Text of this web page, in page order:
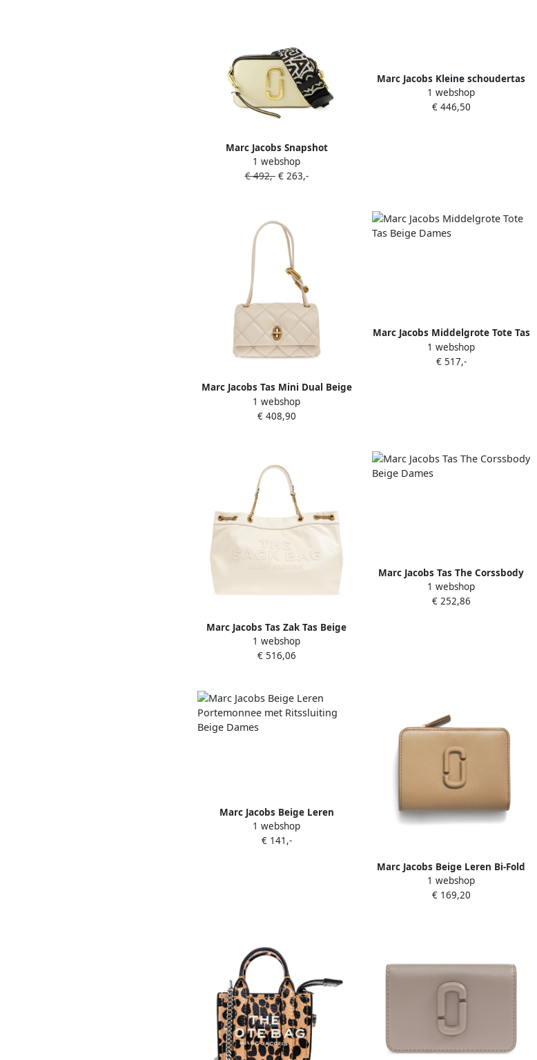
Marc Jacobs Snapshot
schoudertas Beige
1 webshop
€ 492,-€ 263,-
Marc Jacobs Kleine schoudertas
Beige Dames
1 webshop
€ 446,50
Marc Jacobs Tas Mini Dual Beige
Dames
1 webshop
€ 408,90
Marc Jacobs Middelgrote Tote Tas
Beige Dames
1 webshop
€ 517,-
Marc Jacobs Tas Zak Tas Beige
Dames
1 webshop
€ 516,06
Marc Jacobs Tas The Corssbody
Beige Dames
1 webshop
€ 252,86
Marc Jacobs Beige Leren
Portemonnee met Ritssluiting
Beige Dames
1 webshop
€ 141,-
Marc Jacobs Beige Leren Bi-Fold
Portemonnee Beige Dames
1 webshop
€ 169,20